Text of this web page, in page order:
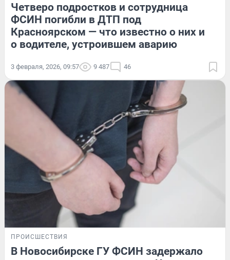
Четверо подростков и сотрудница
ФСИН погибли в ДТП под
Красноярском — что известно о них и
о водителе, устроившем аварию
3 февраля, 2026, 09:57 9 487 46
ПРОИСШЕСТВИЯ
В Новосибирске ГУ ФСИН задержало